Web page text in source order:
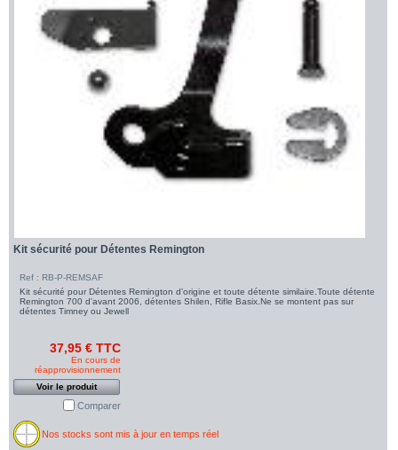
Kit sécurité pour Détentes Remington
Ref : RB-P-REMSAF
Kit sécurité pour Détentes Remington d'origine et toute détente similaire.Toute détente
Remington 700 d'avant 2006, détentes Shilen, Rifle Basix.Ne se montent pas sur
détentes Timney ou Jewell
37,95 € TTC
En cours de
réapprovisionnement
Voir le produit
Comparer
Nos stocks sont mis à jour en temps réel